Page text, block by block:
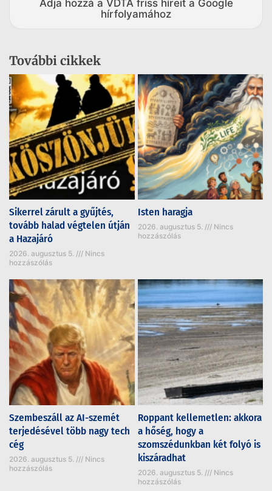
Adja hozzá a VDTA friss híreit a Google
hírfolyamához
További cikkek
Sikerrel zárult a gyűjtés,
tovább halad végtelen útján
a Hazajáró
2026. augusztus 5.
Nincs
hozzászólás
Isten haragja
2026. augusztus 5.
Nincs
hozzászólás
Szembeszáll az AI-szemét
terjedésével több nagy tech
cég
2026. augusztus 5.
Nincs
hozzászólás
Roppant kellemetlen: akkora
a hőség, hogy a
szomszédunkban két folyó is
kiszáradhat
2026. augusztus 5.
Nincs
hozzászólás